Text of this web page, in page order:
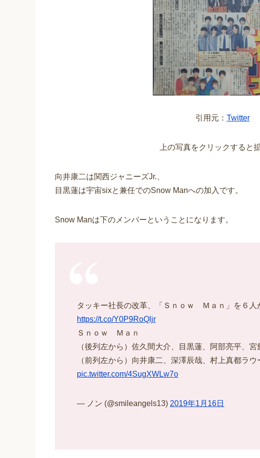
引用元： Twitter
上の写真をクリックすると
向井康二は関西ジャニーズJr.、
目黒蓮は宇宙sixと兼任でのSnow Manへの加入です。
Snow Manは下のメンバーということになります。
タッキー社長の改革、「Ｓｎｏｗ Ｍａｎ」を６人
https://t.co/Y0P9RoQljr
Ｓｎｏｗ Ｍａｎ
（後列左から）佐久間大介、目黒蓮、阿部亮平、宮
（前列左から）向井康二、深澤辰哉、村上真都ラ
pic.twitter.com/4SugXWLw7o
— ノン (@smileangels13) 2019年1月16日